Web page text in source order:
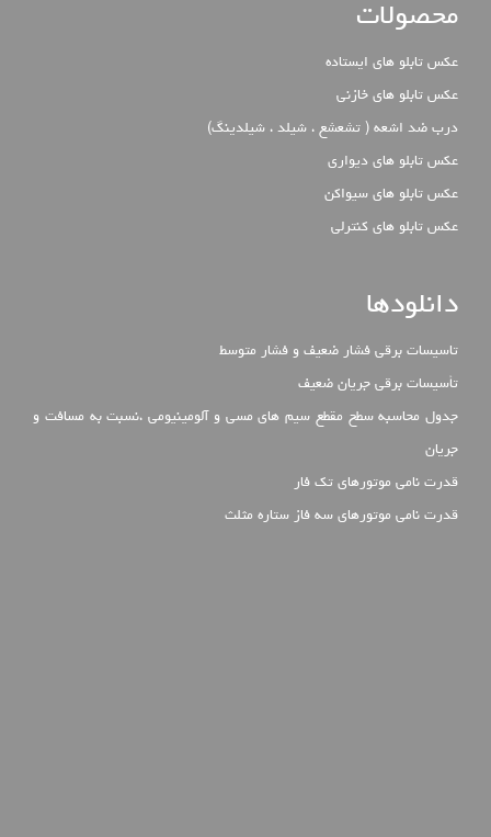
محصولات
عکس تابلو های ایستاده
عکس تابلو های خازنی
درب ضد اشعه ( تشعشع ، شیلد ، شیلدینگ)
عکس تابلو های دیواری
عکس تابلو های سیواکن
عکس تابلو های کنترلی
دانلودها
تاسیسات برقی فشار ضعیف و فشار متوسط
تأسیسات برقی جریان ضعیف
جدول محاسبه سطح مقطع سیم های مسی و آلومینیومی ،نسبت به مسافت و
جریان
قدرت نامی موتورهای تک فار
قدرت نامی موتورهای سه فاز ستاره مثلث